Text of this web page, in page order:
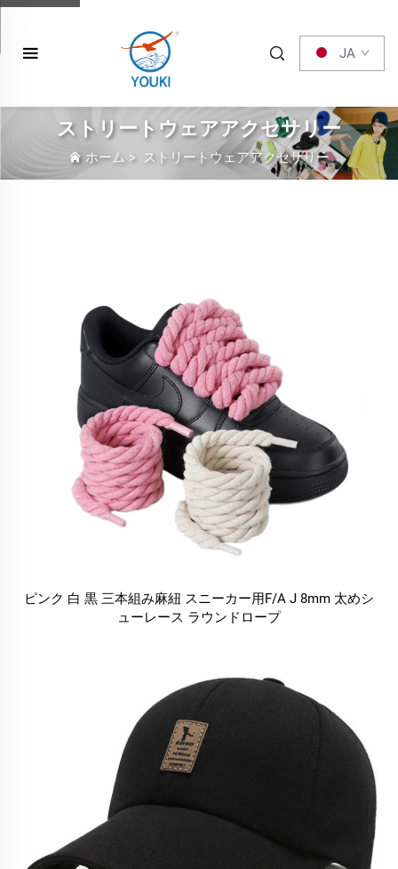
JA
ストリートウェアアクセサリー
ホーム > ストリートウェアアクセサリー
ピンク 白 黒 三本組み麻紐 スニーカー用F/A J 8mm 太めシ
ューレース ラウンドロープ